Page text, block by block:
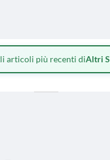
articoli più recenti diAltri